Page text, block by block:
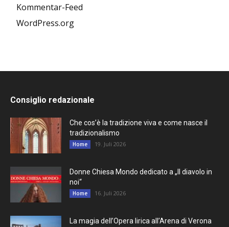
Kommentar-Feed
WordPress.org
Consiglio redazionale
Che cos’è la tradizione viva e come nasce il
tradizionalismo
Home 19. Juli 2026
Donne Chiesa Mondo dedicato a „Il diavolo in
noi“
Home 16. Juli 2026
La magia dell’Opera lirica all’Arena di Verona